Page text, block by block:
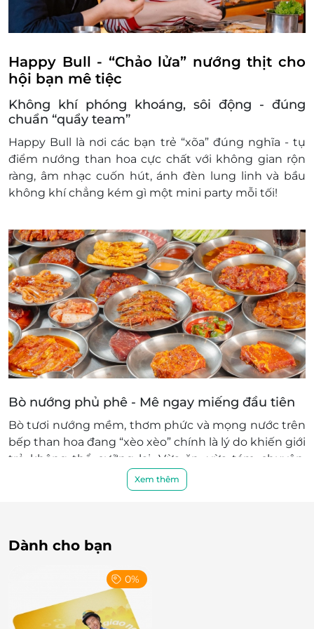
Happy Bull - “Chảo lửa” nướng thịt cho
hội bạn mê tiệc
Không khí phóng khoáng, sôi động - đúng
chuẩn “quẩy team”
Happy Bull là nơi các bạn trẻ “xõa” đúng nghĩa - tụ
điểm nướng than hoa cực chất với không gian rộn
ràng, âm nhạc cuốn hút, ánh đèn lung linh và bầu
không khí chẳng kém gì một mini party mỗi tối!
Bò nướng phủ phê - Mê ngay miếng đầu tiên
Bò tươi nướng mềm, thơm phức và mọng nước trên
bếp than hoa đang “xèo xèo” chính là lý do khiến giới
trẻ không thể cưỡng lại. Vừa ăn, vừa tám chuyện,
vừa “quẩy nhẹ” - đúng kiểu tiệc tùng hết mình.
Xem thêm
Dành cho bạn
0%